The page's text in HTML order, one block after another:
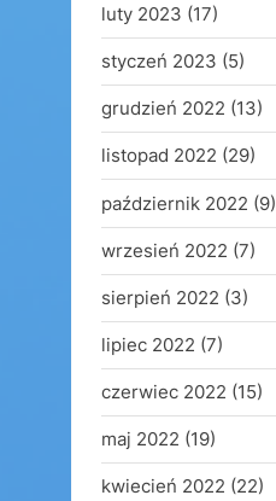
luty 2023 (17)
styczeń 2023 (5)
grudzień 2022 (13)
listopad 2022 (29)
październik 2022 (9)
wrzesień 2022 (7)
sierpień 2022 (3)
lipiec 2022 (7)
czerwiec 2022 (15)
maj 2022 (19)
kwiecień 2022 (22)